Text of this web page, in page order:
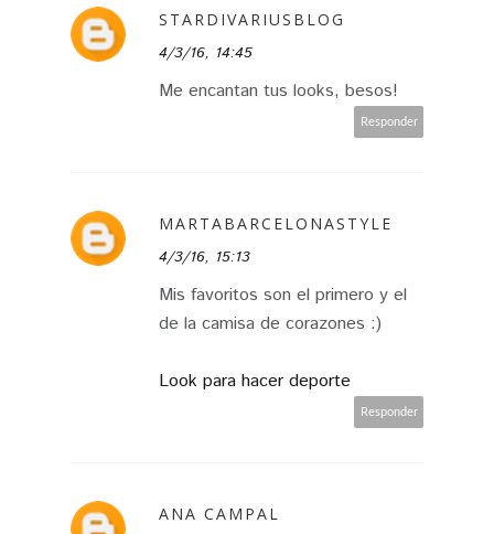
STARDIVARIUSBLOG
4/3/16, 14:45
Me encantan tus looks, besos!
Responder
MARTABARCELONASTYLE
4/3/16, 15:13
Mis favoritos son el primero y el
de la camisa de corazones :)
Look para hacer deporte
Responder
ANA CAMPAL